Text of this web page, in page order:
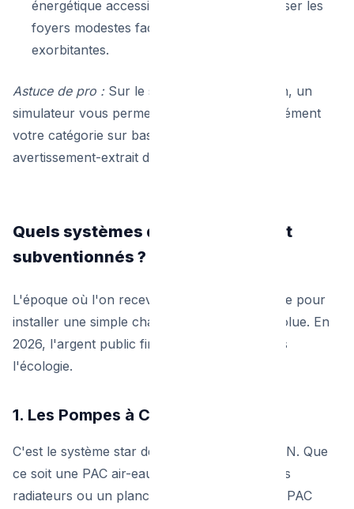
énergétique accessible à tous, sans pénaliser les
foyers modestes face aux factures de gaz
exorbitantes.
Astuce de pro :Sur le site officiel de la Région, un
simulateur vous permet de calculer instantanément
votre catégorie sur base de votre dernier
avertissement-extrait de rôle.
Quels systèmes de chauffage sont
subventionnés ?
L'époque où l'on recevait une belle enveloppe pour
installer une simple chaudière au gaz est révolue. En
2026, l'argent public finance la transition vers
l'écologie.
1. Les Pompes à Chaleur (PAC)
C'est le système star des Primes RENOLUTION. Que
ce soit une PAC air-eau (pour raccorder à des
radiateurs ou un plancher chauffant) ou une PAC